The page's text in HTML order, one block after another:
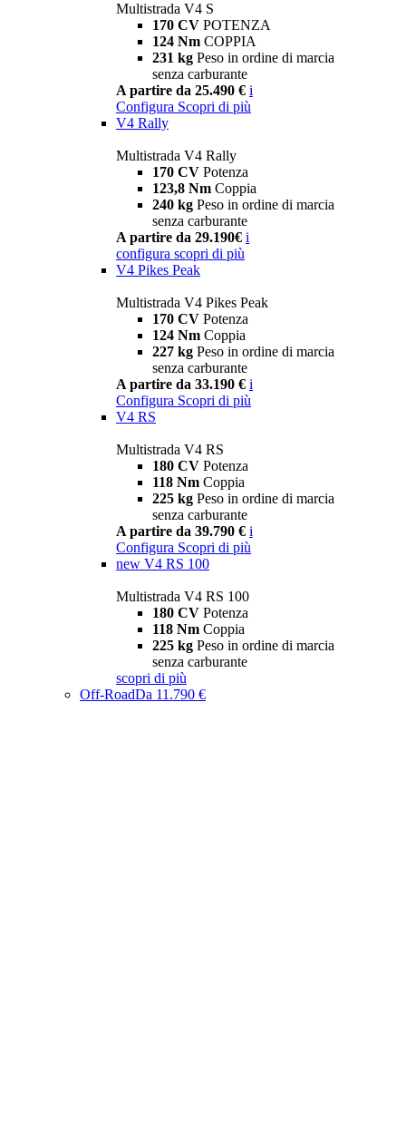
Multistrada V4 S
170 CV POTENZA
124 Nm COPPIA
231 kg Peso in ordine di marcia
senza carburante
A partire da 25.490 € i
Configura Scopri di più
V4 Rally
Multistrada V4 Rally
170 CV Potenza
123,8 Nm Coppia
240 kg Peso in ordine di marcia
senza carburante
A partire da 29.190€ i
configura scopri di più
V4 Pikes Peak
Multistrada V4 Pikes Peak
170 CV Potenza
124 Nm Coppia
227 kg Peso in ordine di marcia
senza carburante
A partire da 33.190 € i
Configura Scopri di più
V4 RS
Multistrada V4 RS
180 CV Potenza
118 Nm Coppia
225 kg Peso in ordine di marcia
senza carburante
A partire da 39.790 € i
Configura Scopri di più
new V4 RS 100
Multistrada V4 RS 100
180 CV Potenza
118 Nm Coppia
225 kg Peso in ordine di marcia
senza carburante
scopri di più
Off-RoadDa 11.790 €